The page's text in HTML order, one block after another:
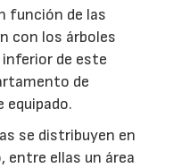
función de las
con los árboles
de este
de
se distribuyen en
entre ellas un área